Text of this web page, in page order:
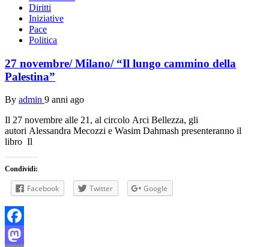
Diritti
Iniziative
Pace
Politica
27 novembre/ Milano/ “Il lungo cammino della
Palestina”
By admin 9 anni ago
Il 27 novembre alle 21, al circolo Arci Bellezza, gli
autori Alessandra Mecozzi e Wasim Dahmash presenteranno il
libro Il
Condividi:
Facebook Twitter Google
Facebook